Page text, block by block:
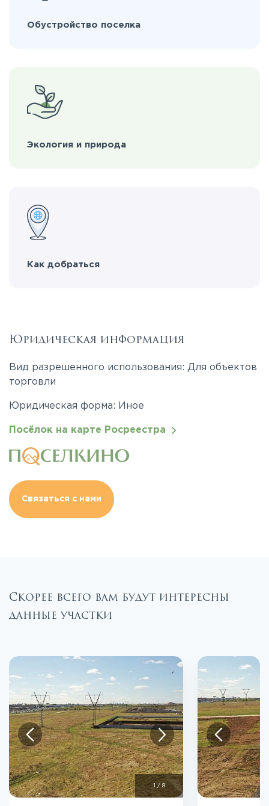
Обустройство поселка
Экология и природа
Как добраться
Юридическая информация
Вид разрешенного использования: Для объектов
торговли
Юридическая форма: Иное
Посёлок на карте Росреестра
Связаться с нами
Скорее всего вам будут интересны
данные участки
/ 8